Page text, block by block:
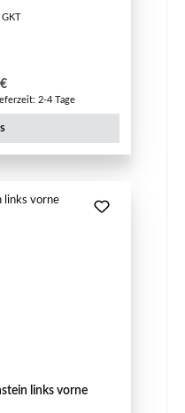
GKT
Preis:
2-4 Tage
links vorne